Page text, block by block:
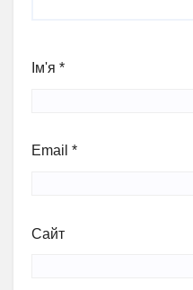
Ім'я *
Email *
Сайт